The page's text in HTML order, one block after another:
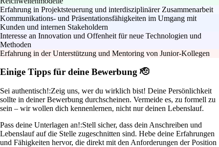
Erfahrung in Projektsteuerung und interdisziplinärer Zusammenarbeit
Kommunikations- und Präsentationsfähigkeiten im Umgang mit
Kunden und internen Stakeholdern
Interesse an Innovation und Offenheit für neue Technologien und
Methoden
Erfahrung in der Unterstützung und Mentoring von Junior-Kollegen
Einige Tipps für deine Bewerbung 🫡
Sei authentisch!:Zeig uns, wer du wirklich bist! Deine Persönlichkeit
sollte in deiner Bewerbung durchscheinen. Vermeide es, zu formell zu
sein – wir wollen dich kennenlernen, nicht nur deinen Lebenslauf.
Pass deine Unterlagen an!:Stell sicher, dass dein Anschreiben und
Lebenslauf auf die Stelle zugeschnitten sind. Hebe deine Erfahrungen
und Fähigkeiten hervor, die direkt mit den Anforderungen der Position